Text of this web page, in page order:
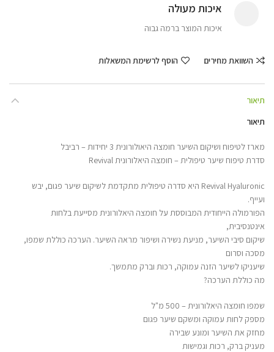
איכות מעולה
איכות המוצר ברמה גבוה
השוואת מחירים הוסף לרשימת המשאלות
תיאור
תיאור
מארז לטיפוח ושיקום השיער חומצה היאולורונית 3 יחידות – רביבל
סדרת טיפוח שיער טיפולית – חומצה היאלורונית Revival
Revival Hyaluronic היא סדרה טיפולית מתקדמת לשיקום שיער פגום, יבש
ועייף.
הפורמולה הייחודית המבוססת על חומצה היאלורונית מסייעת בלחות
אינטנסיבית,
שיקום סיבי השיער, מניעת נשירה ושיפור מראה השיער. הערכה כוללת שמפו,
מסכה וסרום
שיעניקו לשיער הזנה עמוקה, רכות וברק מתמשך.
מה כוללת הערכה?
שמפו חומצה היאלורונית – 500 מ"ל
מספק לחות עמוקה ומשקם שיער פגום
מחזק את השיער ומונע שבירה
מעניק ברק, רכות וגמישות